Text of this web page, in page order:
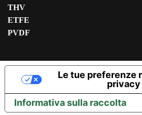
THV
ETFE
PVDF
Informativa sulla raccolta
Le tue preferenze
privacy